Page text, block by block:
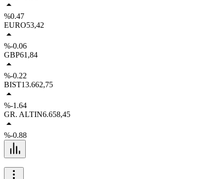
%0.47
EURO53,42
%-0.06
GBP61,84
%-0.22
BIST13.662,75
%-1.64
GR. ALTIN6.658,45
%-0.88